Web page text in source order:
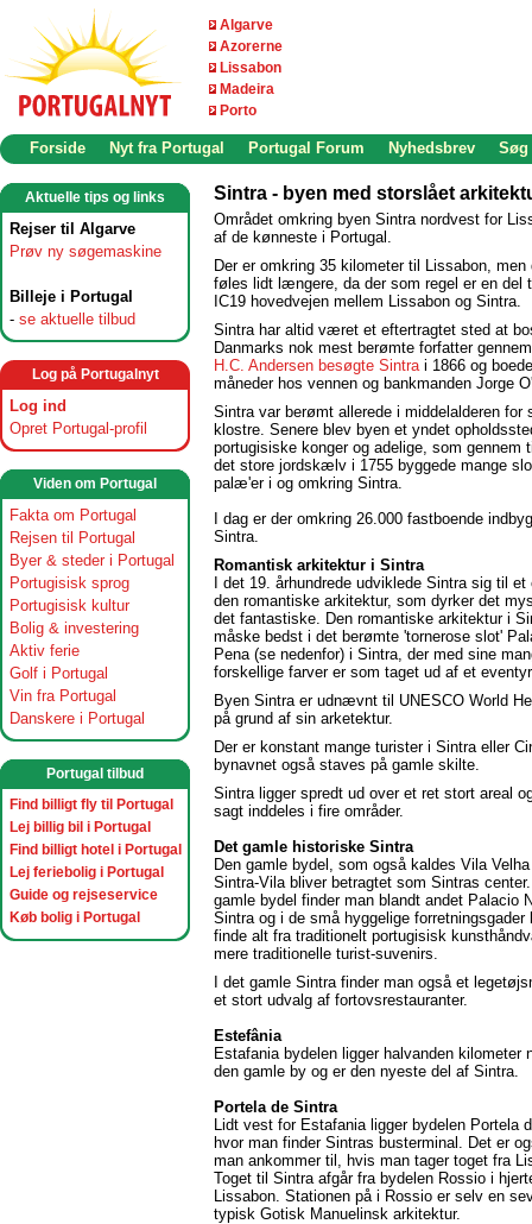
Algarve
Azorerne
Lissabon
Madeira
Porto
Forside Nyt fra Portugal Portugal Forum Nyhedsbrev Søg
Aktuelle tips og links
Rejser til Algarve
Prøv ny søgemaskine
Billeje i Portugal
- se aktuelle tilbud
Log på Portugalnyt
Log ind
Opret Portugal-profil
Viden om Portugal
Fakta om Portugal
Rejsen til Portugal
Byer & steder i Portugal
Portugisisk sprog
Portugisisk kultur
Bolig & investering
Aktiv ferie
Golf i Portugal
Vin fra Portugal
Danskere i Portugal
Portugal tilbud
Find billigt fly til Portugal
Lej billig bil i Portugal
Find billigt hotel i Portugal
Lej feriebolig i Portugal
Guide og rejseservice
Køb bolig i Portugal
Sintra - byen med storslået
Området omkring byen Sintra nordvest for
af de kønneste i Portugal.
Der er omkring 35 kilometer til Lissabon, men
føles lidt længere, da der som regel er en del
IC19 hovedvejen mellem Lissabon og Sintra.
Sintra har altid været et eftertragtet sted at
Danmarks nok mest berømte forfatter
H.C. Andersen besøgte Sintrai 1866 og
måneder hos vennen og bankmanden Jorge
Sintra var berømt allerede i middelalderen for
klostre. Senere blev byen et yndet
portugisiske konger og adelige, som gennem
det store jordskælv i 1755 byggede mange
palæ'er i og omkring Sintra.
I dag er der omkring 26.000 fastboende
Sintra.
Romantisk arkitektur i Sintra
I det 19. århundrede udviklede Sintra sig til et
den romantiske arkitektur, som dyrker det
det fantastiske. Den romantiske arkitektur i
måske bedst i det berømte 'tornerose slot'
Pena (se nedenfor) i Sintra, der med sine
forskellige farver er som taget ud af et
Byen Sintra er udnævnt til UNESCO World
på grund af sin arketektur.
Der er konstant mange turister i Sintra eller
bynavnet også staves på gamle skilte.
Sintra ligger spredt ud over et ret stort areal
sagt inddeles i fire områder.
Det gamle historiske Sintra
Den gamle bydel, som også kaldes Vila
Sintra-Vila bliver betragtet som Sintras
gamle bydel finder man blandt andet Palacio
Sintra og i de små hyggelige forretningsgader
finde alt fra traditionelt portugisisk
mere traditionelle turist-suvenirs.
I det gamle Sintra finder man også et
et stort udvalg af fortovsrestauranter.
Estefânia
Estafania bydelen ligger halvanden kilometer
den gamle by og er den nyeste del af Sintra.
Portela de Sintra
Lidt vest for Estafania ligger bydelen Portela
hvor man finder Sintras busterminal. Det er
man ankommer til, hvis man tager toget fra
Toget til Sintra afgår fra bydelen Rossio i
Lissabon. Stationen på i Rossio er selv en
typisk Gotisk Manuelinsk arkitektur.